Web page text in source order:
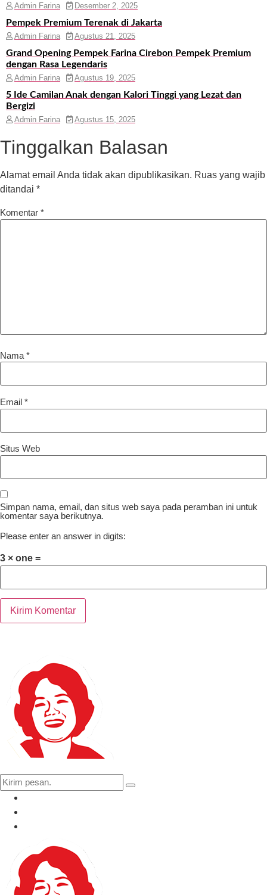
Admin Farina Desember 2, 2025
Pempek Premium Terenak di Jakarta
Admin Farina Agustus 21, 2025
Grand Opening Pempek Farina Cirebon Pempek Premium
dengan Rasa Legendaris
Admin Farina Agustus 19, 2025
5 Ide Camilan Anak dengan Kalori Tinggi yang Lezat dan
Bergizi
Admin Farina Agustus 15, 2025
Tinggalkan Balasan
Alamat email Anda tidak akan dipublikasikan. Ruas yang wajib
ditandai *
Komentar *
Nama *
Email *
Situs Web
Simpan nama, email, dan situs web saya pada peramban ini untuk
komentar saya berikutnya.
Please enter an answer in digits:
3 × one =